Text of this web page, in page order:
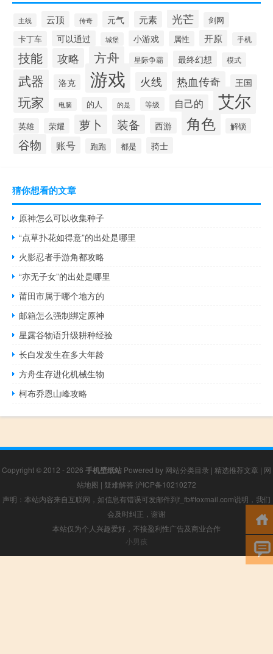
主线 云顶 传奇 元气 元素 光芒
剑网
卡丁车
可以通过 城堡 小游戏 属性 开原 手机
技能 攻略 方舟 星际争霸 最终幻想 模式
武器 洛克 游戏 火线 热血传奇 王国
玩家 电脑 的人 的是 等级 自己的 艾尔
英雄 荣耀 萝卜 装备 西游 角色 解锁
谷物 账号 跑跑 都是 骑士
猜你想看的文章
原神怎么可以收集种子
“点草扑花如得意”的出处是哪里
火影忍者手游角都攻略
“亦无子女”的出处是哪里
莆田市属于哪个地方的
邮箱怎么强制绑定原神
星露谷物语升级耕种经验
长白发发生在多大年龄
方舟生存进化机械生物
柯布乔恩山峰攻略
Copyright © 2012 - 2026 手机壁纸站 Powered by 网站分类目录 | 精选推荐文章 | 网
站地图 | 疑难解答 沪ICP备10210272
声明：本站内容来自互联网，如信息有错误可发邮件到f_fb#foxmail.com说明，我们
会及时纠正，谢谢
本站仅为个人兴趣爱好，不接盈利性广告及商业合作
小男孩